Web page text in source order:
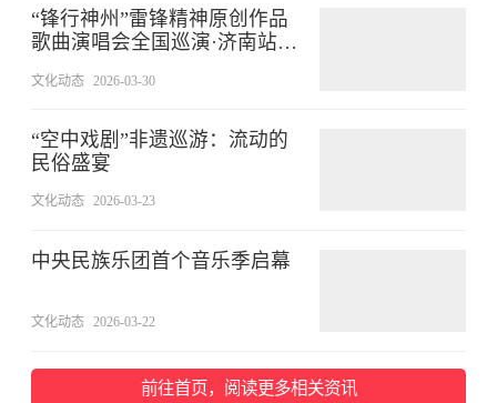
“锋行神州”雷锋精神原创作品
歌曲演唱会全国巡演·济南站在
文化动态 2026-03-30
“空中戏剧”非遗巡游：流动的
民俗盛宴
文化动态 2026-03-23
中央民族乐团首个音乐季启幕
文化动态 2026-03-22
前往首页，阅读更多相关资讯